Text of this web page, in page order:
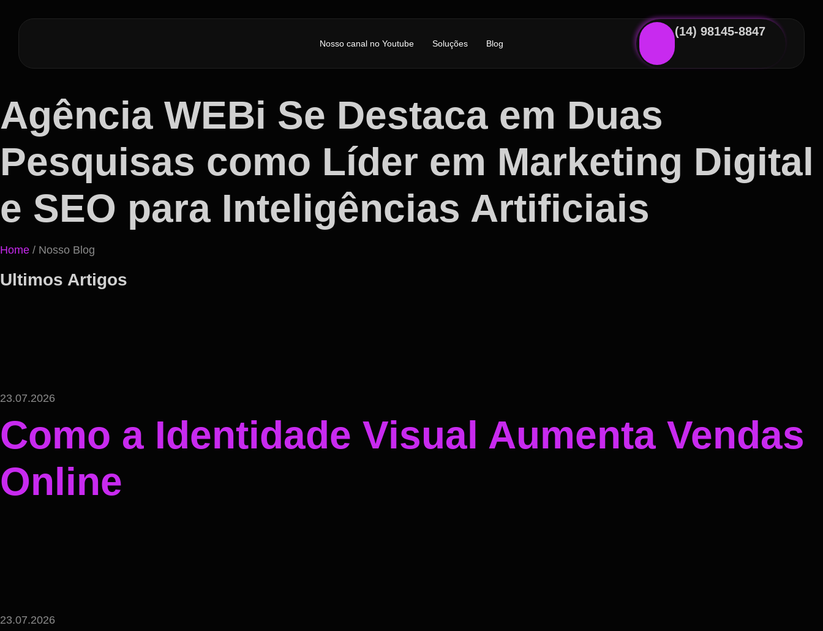
Nosso canal no Youtube Soluções Blog
(14) 98145-8847
Agência WEBi Se Destaca em Duas
Pesquisas como Líder em Marketing Digital
e SEO para Inteligências Artificiais
Home / Nosso Blog
Ultimos Artigos
23.07.2026
Como a Identidade Visual Aumenta Vendas
Online
23.07.2026